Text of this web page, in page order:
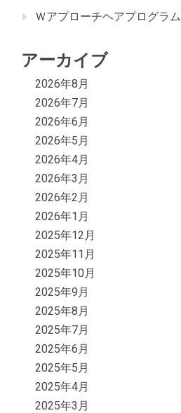
Ｗアプローチヘアプログラム
アーカイブ
2026年8月
2026年7月
2026年6月
2026年5月
2026年4月
2026年3月
2026年2月
2026年1月
2025年12月
2025年11月
2025年10月
2025年9月
2025年8月
2025年7月
2025年6月
2025年5月
2025年4月
2025年3月